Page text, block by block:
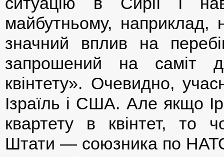
майбутньому, наприклад,
значний вплив на
запрошений на саміт
квінтету». Очевидно,
Ізраїль і США. Але якщо
квартету в квінтет, то
Штати — союзника по НАТО